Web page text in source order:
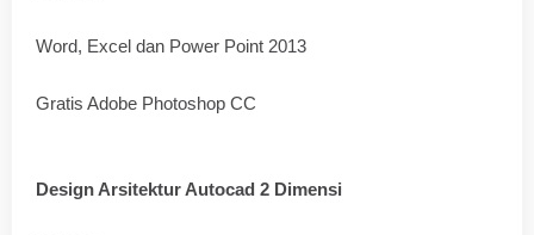
Word, Excel dan Power Point 2013
Gratis Adobe Photoshop CC
Design Arsitektur Autocad 2 Dimensi